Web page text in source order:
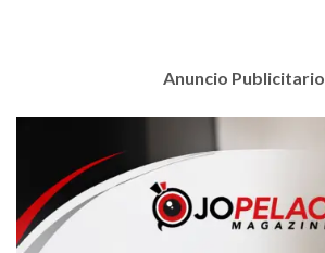
Anuncio Publicitario